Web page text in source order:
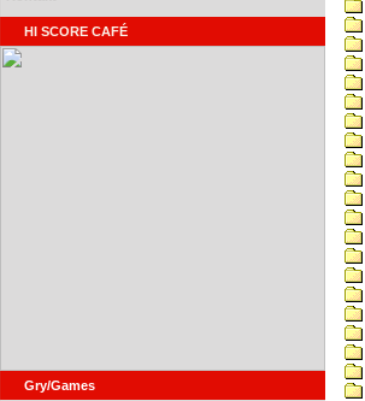
HI SCORE CAFÉ
Gry/Games